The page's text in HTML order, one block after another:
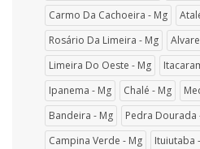
Carmo Da Cachoeira - Mg
Rosário Da Limeira - Mg
Limeira Do Oeste - Mg
Ipanema - Mg
Chalé - Mg
Bandeira - Mg
Pedra Dourada
Campina Verde - Mg
Ituiutaba